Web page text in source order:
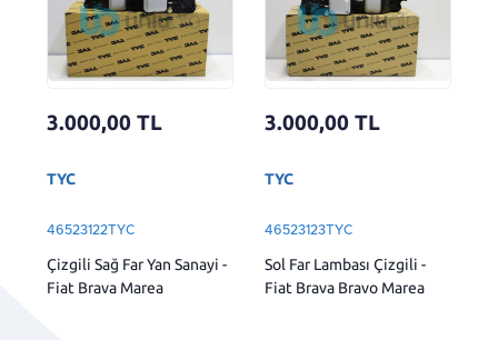
3.000,00 TL
TYC
46523122TYC
Çizgili Sağ Far Yan Sanayi -
Fiat Brava Marea
3.000,00 TL
TYC
46523123TYC
Sol Far Lambası Çizgili -
Fiat Brava Bravo Marea